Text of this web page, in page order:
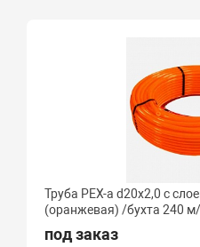
Труба PEX-a d20х2,0 с
(оранжевая) /бухта 240 м/
под заказ